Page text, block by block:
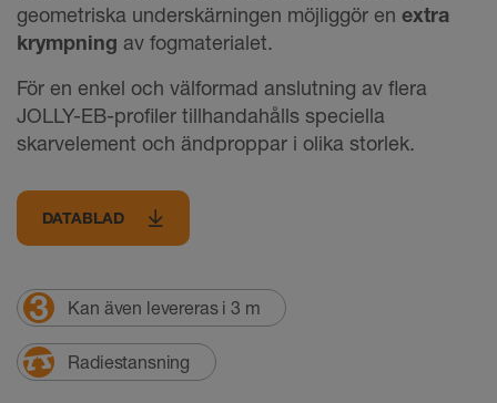
geometriska underskärningen möjliggör en extra
krympning av fogmaterialet.
För en enkel och välformad anslutning av flera
JOLLY-EB-profiler tillhandahålls speciella
skarvelement och ändproppar i olika storlek.
DATABLAD
Kan även levereras i 3 m
Radiestansning